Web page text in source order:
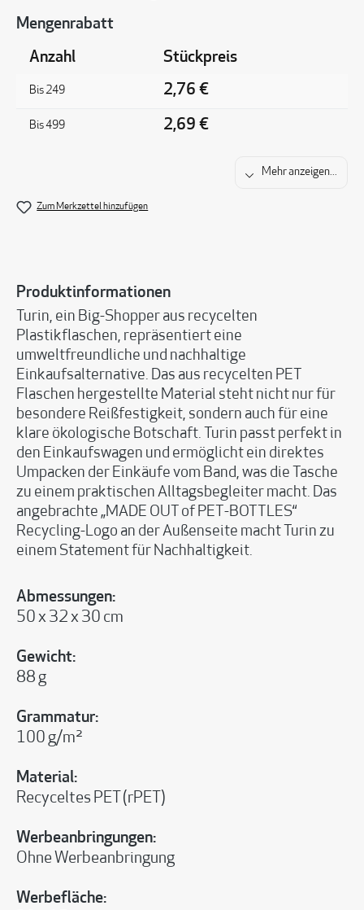
Mengenrabatt
Anzahl Stückpreis
Bis249 2,76 €
Bis499 2,69 €
Mehr anzeigen...
Zum Merkzettel hinzufügen
Produktinformationen
Turin, ein Big-Shopper aus recycelten
Plastikflaschen, repräsentiert eine
umweltfreundliche und nachhaltige
Einkaufsalternative. Das aus recycelten PET
Flaschen hergestellte Material steht nicht nur für
besondere Reißfestigkeit, sondern auch für eine
klare ökologische Botschaft. Turin passt perfekt in
den Einkaufswagen und ermöglicht ein direktes
Umpacken der Einkäufe vom Band, was die Tasche
zu einem praktischen Alltagsbegleiter macht. Das
angebrachte „MADE OUT of PET-BOTTLES“
Recycling-Logo an der Außenseite macht Turin zu
einem Statement für Nachhaltigkeit.
Abmessungen:
50 x 32 x 30 cm
Gewicht:
88 g
Grammatur:
100 g/m²
Material:
Recyceltes PET (rPET)
Werbeanbringungen:
Ohne Werbeanbringung
Werbefläche: